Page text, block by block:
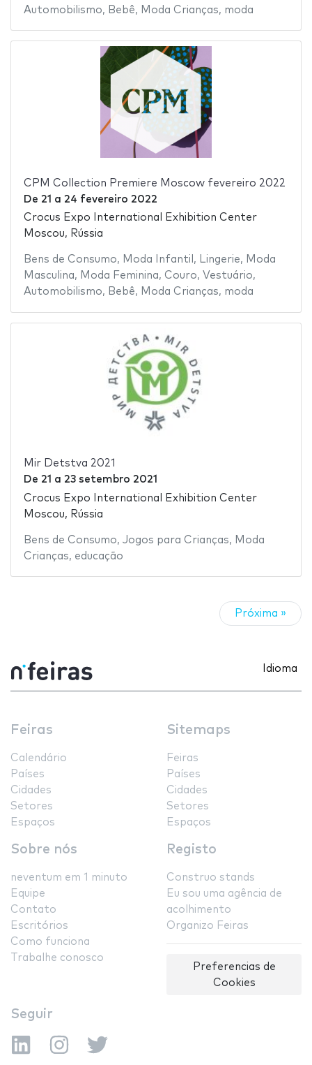
Automobilismo, Bebê, Moda Crianças, moda
CPM Collection Premiere Moscow fevereiro 2022
De 21 a 24 fevereiro 2022
Crocus Expo International Exhibition Center
Moscou, Rússia
Bens de Consumo, Moda Infantil , Lingerie, Moda
Masculina, Moda Feminina, Couro, Vestuário,
Automobilismo, Bebê, Moda Crianças, moda
Mir Detstva 2021
De 21 a 23 setembro 2021
Crocus Expo International Exhibition Center
Moscou, Rússia
Bens de Consumo, Jogos para Crianças, Moda
Crianças, educação
Próxima »
Idioma
Feiras
Calendário
Países
Cidades
Setores
Espaços
Sitemaps
Feiras
Países
Cidades
Setores
Espaços
Sobre nós
neventum em 1 minuto
Equipe
Contato
Escritórios
Como funciona
Trabalhe conosco
Registo
Construo stands
Eu sou uma agência de
acolhimento
Organizo Feiras
Preferencias de
Cookies
Seguir